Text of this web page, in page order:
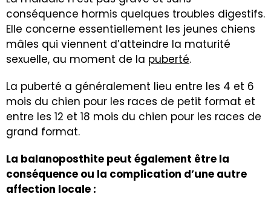
conséquence hormis quelques troubles digestifs.
Elle concerne essentiellement les jeunes chiens
mâles qui viennent d’atteindre la maturité
sexuelle, au moment de la puberté.
La puberté a généralement lieu entre les 4 et 6
mois du chien pour les races de petit format et
entre les 12 et 18 mois du chien pour les races de
grand format.
La balanoposthite peut également être la
conséquence ou la complication d’une autre
affection locale :